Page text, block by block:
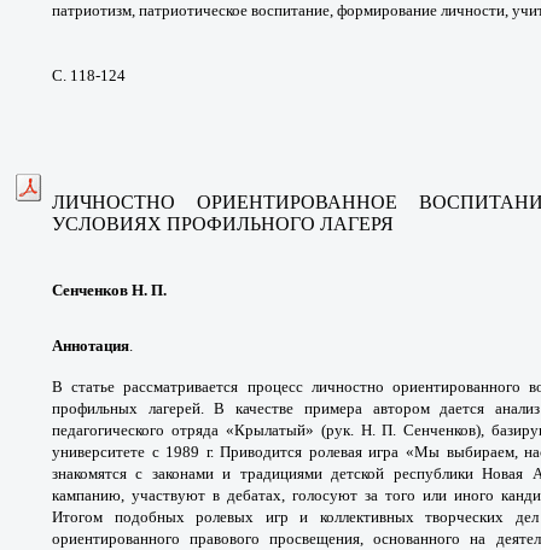
патриотизм, патриотическое воспитание, формирование личности,
С. 118-124
ЛИЧНОСТНО ОРИЕНТИРОВАННОЕ
УСЛОВИЯХ ПРОФИЛЬНОГО ЛАГЕРЯ
Сенченков Н. П.
Аннотация.
В статье рассматривается процесс личностно ориентированного
профильных лагерей. В качестве примера автором дается
педагогического отряда «Крылатый» (рук. Н. П. Сенченков),
университете с 1989 г. Приводится ролевая игра «Мы выбираем,
знакомятся с законами и традициями детской республики Новая
кампанию, участвуют в дебатах, голосуют за того или иного
Итогом подобных ролевых игр и коллективных творческих дел
ориентированного правового просвещения, основанного на